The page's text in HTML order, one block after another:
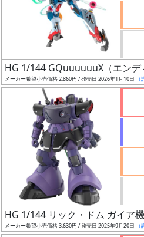
グ
レ
ー
HG 1/144 GQuuuuuuX（エンデ
メーカー希望小売価格 2,860円 / 発売日 2026年1月10日
HG 1/144 リック・ドム ガイア
メーカー希望小売価格 3,630円 / 発売日 2025年9月20日